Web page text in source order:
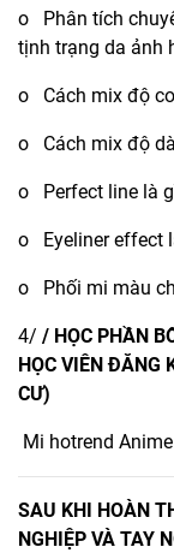
o Phân tích
tịnh trạng da ảnh
o Cách mix độ
o Cách mix độ
o Perfect line là
o Eyeliner effect
o Phối mi màu
4/ / HỌC PHẦN
HỌC VIÊN ĐĂNG
CƯ)
Mi hotrend
SAU KHI HOÀN
NGHIỆP VÀ TAY